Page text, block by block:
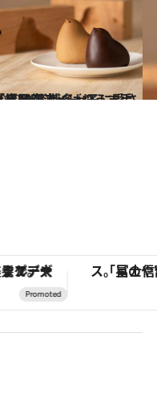
港」ばりうま手土産10選 博多っ子に愛される最新スイーツ
ルメ
ための「ReFa GINZA」クルーズ